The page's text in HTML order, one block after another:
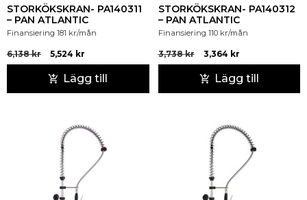
STORKÖKSKRAN- PA140311
– PAN ATLANTIC
Finansiering 181 kr/mån
6,138kr 5,524 kr
Lägg till
STORKÖKSKRAN- PA140312
– PAN ATLANTIC
Finansiering 110 kr/mån
3,738kr 3,364 kr
Lägg till